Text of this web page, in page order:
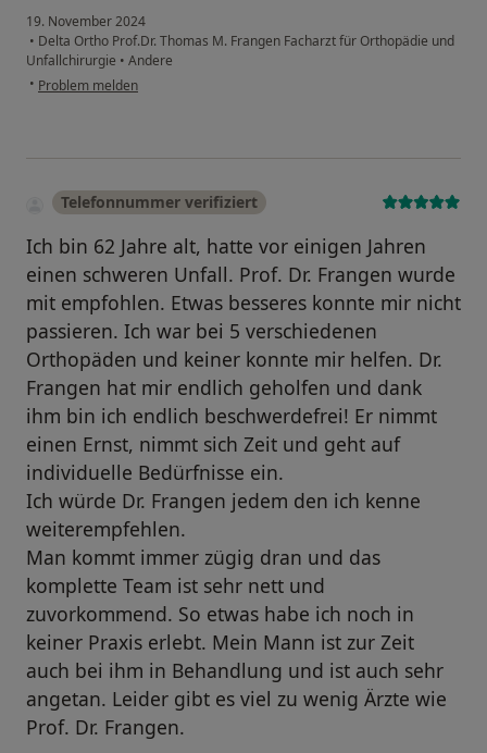
19. November 2024
• Delta Ortho Prof.Dr. Thomas M. Frangen Facharzt für Orthopädie und
Unfallchirurgie • Andere
• Problem melden
Telefonnummer verifiziert
Ich bin 62 Jahre alt, hatte vor einigen Jahren
einen schweren Unfall. Prof. Dr. Frangen wurde
mit empfohlen. Etwas besseres konnte mir nicht
passieren. Ich war bei 5 verschiedenen
Orthopäden und keiner konnte mir helfen. Dr.
Frangen hat mir endlich geholfen und dank
ihm bin ich endlich beschwerdefrei! Er nimmt
einen Ernst, nimmt sich Zeit und geht auf
individuelle Bedürfnisse ein.
Ich würde Dr. Frangen jedem den ich kenne
weiterempfehlen.
Man kommt immer zügig dran und das
komplette Team ist sehr nett und
zuvorkommend. So etwas habe ich noch in
keiner Praxis erlebt. Mein Mann ist zur Zeit
auch bei ihm in Behandlung und ist auch sehr
angetan. Leider gibt es viel zu wenig Ärzte wie
Prof. Dr. Frangen.